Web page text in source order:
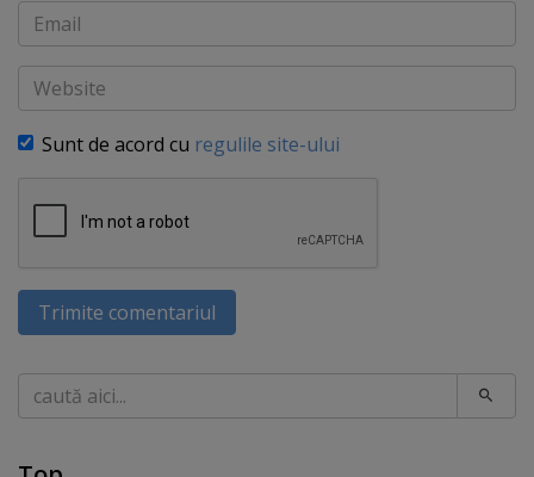
Email
Website
Sunt de acord cu regulile site-ului
Trimite comentariul
Caută